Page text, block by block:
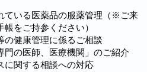
ている医薬品の服薬管理（※ご来
帳をご持参ください）
の健康管理に係るご相談
門の医師、医療機関」のご紹介
に関する相談への対応